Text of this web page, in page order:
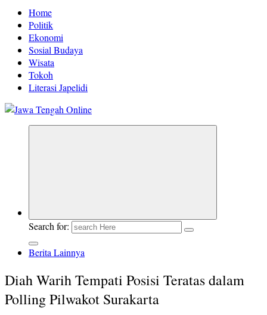
Home
Politik
Ekonomi
Sosial Budaya
Wisata
Tokoh
Literasi Japelidi
Search for:
Berita Lainnya
Diah Warih Tempati Posisi Teratas dalam
Polling Pilwakot Surakarta